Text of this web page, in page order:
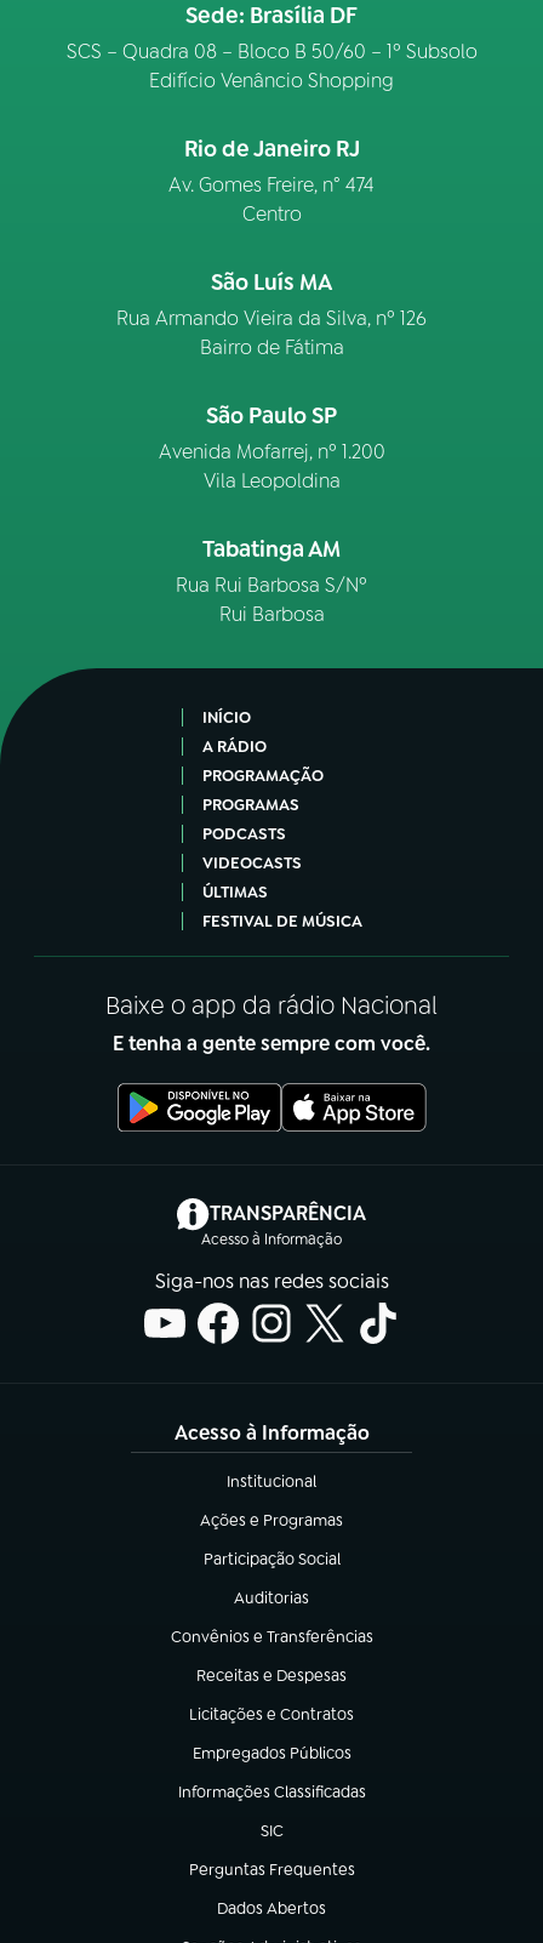
Sede: Brasília DF
SCS – Quadra 08 – Bloco B 50/60 – 1º Subsolo
Edifício Venâncio Shopping
Rio de Janeiro RJ
Av. Gomes Freire, n° 474
Centro
São Luís MA
Rua Armando Vieira da Silva, nº 126
Bairro de Fátima
São Paulo SP
Avenida Mofarrej, nº 1.200
Vila Leopoldina
Tabatinga AM
Rua Rui Barbosa S/Nº
Rui Barbosa
INÍCIO
A RÁDIO
PROGRAMAÇÃO
PROGRAMAS
PODCASTS
VIDEOCASTS
ÚLTIMAS
FESTIVAL DE MÚSICA
Baixe o app da rádio Nacional
E tenha a gente sempre com você.
TRANSPARÊNCIA
Acesso à Informação
(abre em nova aba)
Siga-nos nas redes sociais
Acesso à Informação
Institucional
(abre em nova aba)
Ações e Programas
(abre em nova aba)
Participação Social
(abre em nova aba)
Auditorias
(abre em nova aba)
Convênios e Transferências
(abre em nova aba)
Receitas e Despesas
(abre em nova aba)
Licitações e Contratos
(abre em nova aba)
Empregados Públicos
(abre em nova aba)
Informações Classificadas
(abre em nova aba)
SIC
(abre em nova aba)
Perguntas Frequentes
(abre em nova aba)
Dados Abertos
(abre em nova aba)